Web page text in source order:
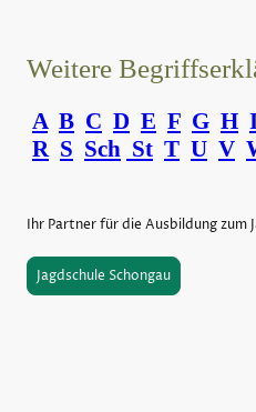
Weitere
A B C D E F G H
R S Sch St T U V
Ihr Partner für die Ausbildung zum
Jagdschule Schongau